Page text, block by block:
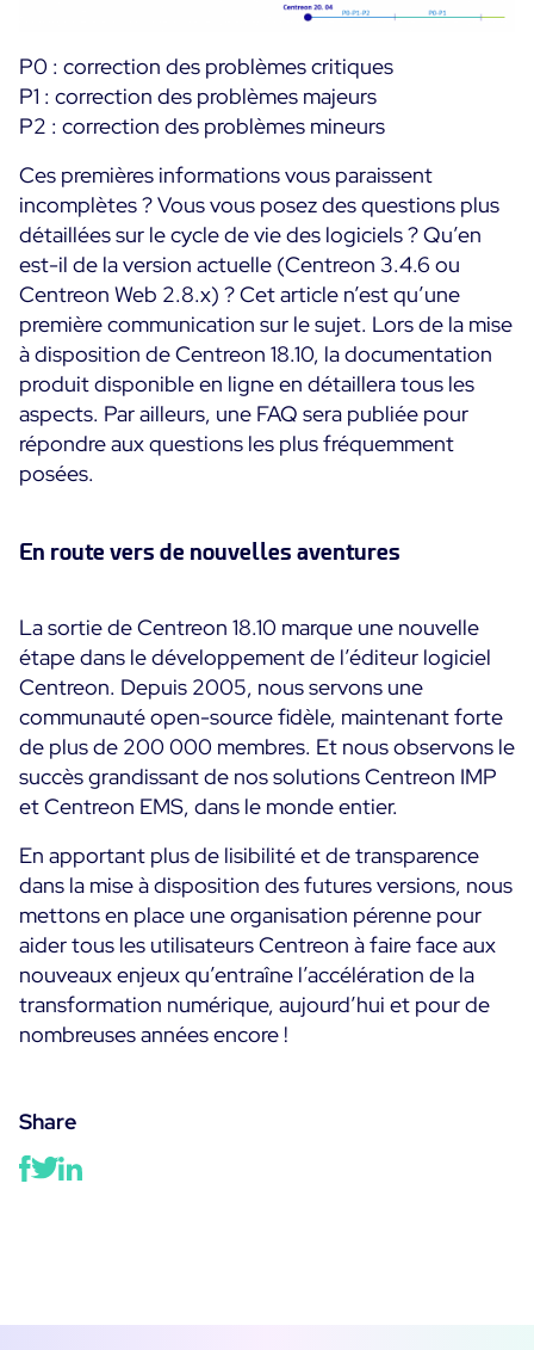
P0 : correction des problèmes critiques
P1 : correction des problèmes majeurs
P2 : correction des problèmes mineurs
Ces premières informations vous paraissent
incomplètes ? Vous vous posez des questions plus
détaillées sur le cycle de vie des logiciels ? Qu’en
est-il de la version actuelle (Centreon 3.4.6 ou
Centreon Web 2.8.x) ? Cet article n’est qu’une
première communication sur le sujet. Lors de la mise
à disposition de Centreon 18.10, la documentation
produit disponible en ligne en détaillera tous les
aspects. Par ailleurs, une FAQ sera publiée pour
répondre aux questions les plus fréquemment
posées.
En route vers de nouvelles aventures
La sortie de Centreon 18.10 marque une nouvelle
étape dans le développement de l’éditeur logiciel
Centreon. Depuis 2005, nous servons une
communauté open-source fidèle, maintenant forte
de plus de 200 000 membres. Et nous observons le
succès grandissant de nos solutions Centreon IMP
et Centreon EMS, dans le monde entier.
En apportant plus de lisibilité et de transparence
dans la mise à disposition des futures versions, nous
mettons en place une organisation pérenne pour
aider tous les utilisateurs Centreon à faire face aux
nouveaux enjeux qu’entraîne l’accélération de la
transformation numérique, aujourd’hui et pour de
nombreuses années encore !
Share